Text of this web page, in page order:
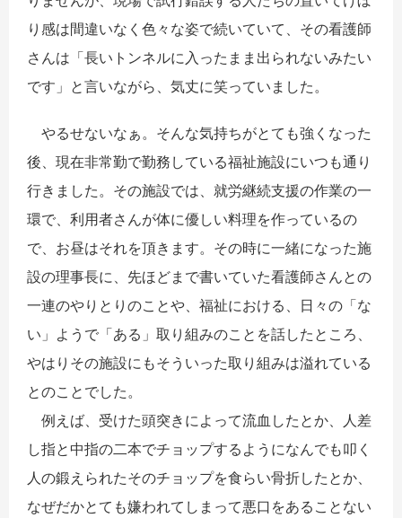
り感は間違いなく色々な姿で続いていて、その看護師
さんは「長いトンネルに入ったまま出られないみたい
です」と言いながら、気丈に笑っていました。
やるせないなぁ。そんな気持ちがとても強くなった
後、現在非常勤で勤務している福祉施設にいつも通り
行きました。その施設では、就労継続支援の作業の一
環で、利用者さんが体に優しい料理を作っているの
で、お昼はそれを頂きます。その時に一緒になった施
設の理事長に、先ほどまで書いていた看護師さんとの
一連のやりとりのことや、福祉における、日々の「な
い」ようで「ある」取り組みのことを話したところ、
やはりその施設にもそういった取り組みは溢れている
とのことでした。
例えば、受けた頭突きによって流血したとか、人差
し指と中指の二本でチョップするようになんでも叩く
人の鍛えられたそのチョップを食らい骨折したとか、
なぜだかとても嫌われてしまって悪口をあることない